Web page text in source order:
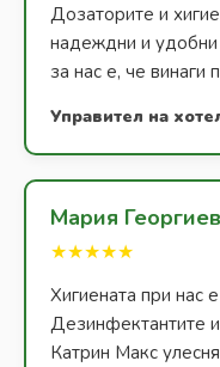
Дозаторите и
надеждни и удобни
за нас е, че винаги
Управител на
Мария
★★★★★
Хигиената при нас
Дезинфектантите
Катрин Макс